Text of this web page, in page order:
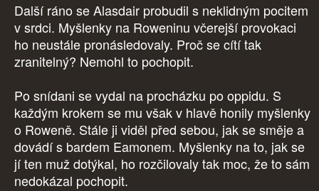
Další ráno se Alasdair probudil s neklidným pocitem
v srdci. Myšlenky na Roweninu včerejší provokaci
ho neustále pronásledovaly. Proč se cítí tak
zranitelný? Nemohl to pochopit.
Po snídani se vydal na procházku po oppidu. S
každým krokem se mu však v hlavě honily myšlenky
o Roweně. Stále ji viděl před sebou, jak se směje a
dovádí s bardem Eamonem. Myšlenky na to, jak se
jí ten muž dotýkal, ho rozčilovaly tak moc, že to sám
nedokázal pochopit.